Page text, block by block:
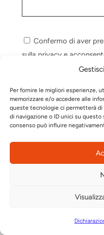
Per fornire le migliori esperienze,
memorizzare e/o accedere alle
queste tecnologie ci permetterà
di navigazione o ID unici su
consenso può influire
Confermo di aver
sulla privacy e
Automazione su